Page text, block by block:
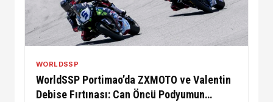
WORLDSSP
WorldSSP Portimao’da ZXMOTO ve Valentin
Debise Fırtınası: Can Öncü Podyumun